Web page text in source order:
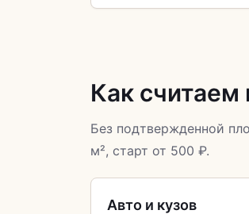
Как считаем
Без подтвержденной
м², старт от 500 ₽.
Авто и кузов